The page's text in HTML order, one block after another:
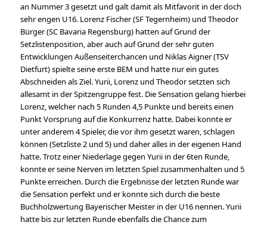
an Nummer 3 gesetzt und galt damit als Mitfavorit in der doch
sehr engen U16. Lorenz Fischer (SF Tegernheim) und Theodor
Bürger (SC Bavaria Regensburg) hatten auf Grund der
Setzlistenposition, aber auch auf Grund der sehr guten
Entwicklungen Außenseiterchancen und Niklas Aigner (TSV
Dietfurt) spielte seine erste BEM und hatte nur ein gutes
Abschneiden als Ziel. Yurii, Lorenz und Theodor setzten sich
allesamt in der Spitzengruppe fest. Die Sensation gelang hierbei
Lorenz, welcher nach 5 Runden 4,5 Punkte und bereits einen
Punkt Vorsprung auf die Konkurrenz hatte. Dabei konnte er
unter anderem 4 Spieler, die vor ihm gesetzt waren, schlagen
können (Setzliste 2 und 5) und daher alles in der eigenen Hand
hatte. Trotz einer Niederlage gegen Yurii in der 6ten Runde,
konnte er seine Nerven im letzten Spiel zusammenhalten und 5
Punkte erreichen. Durch die Ergebnisse der letzten Runde war
die Sensation perfekt und er konnte sich durch die beste
Buchholzwertung Bayerischer Meister in der U16 nennen. Yurii
hatte bis zur letzten Runde ebenfalls die Chance zum